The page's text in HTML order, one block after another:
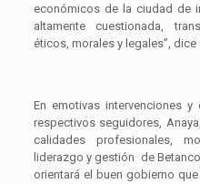
económicos de la ciudad de
altamente cuestionada,
éticos, morales y legales”,
En emotivas intervenciones
respectivos seguidores,
calidades profesionales,
liderazgo y gestión de
orientará el buen gobierno